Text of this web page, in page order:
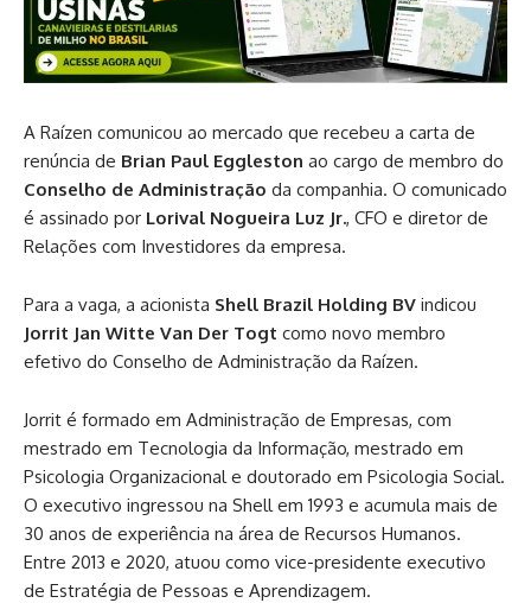
A Raízen comunicou ao mercado que recebeu a carta de
renúncia de Brian Paul Eggleston ao cargo de membro do
Conselho de Administração da companhia. O comunicado
é assinado por Lorival Nogueira Luz Jr., CFO e diretor de
Relações com Investidores da empresa.
Para a vaga, a acionista Shell Brazil Holding BV indicou
Jorrit Jan Witte Van Der Togt como novo membro
efetivo do Conselho de Administração da Raízen.
Jorrit é formado em Administração de Empresas, com
mestrado em Tecnologia da Informação, mestrado em
Psicologia Organizacional e doutorado em Psicologia Social.
O executivo ingressou na Shell em 1993 e acumula mais de
30 anos de experiência na área de Recursos Humanos.
Entre 2013 e 2020, atuou como vice-presidente executivo
de Estratégia de Pessoas e Aprendizagem.